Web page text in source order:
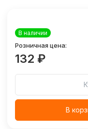
В наличии
Розничная цена:
132 ₽
В